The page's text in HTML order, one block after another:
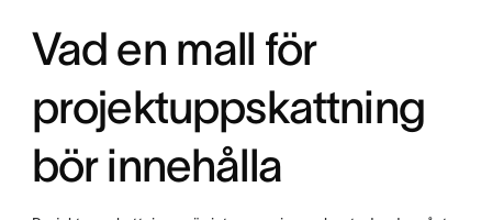
Vad en mall för
projektuppskattning
bör innehålla